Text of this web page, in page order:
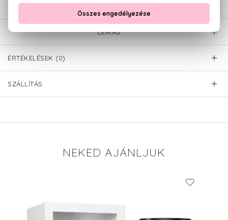
LEÍRÁS
ÉRTÉKELÉSEK (0)
SZÁLLÍTÁS
NEKED AJÁNLJUK